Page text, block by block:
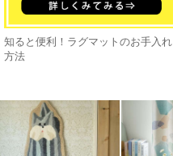
知ると便利！ラグマットのお手入れ
方法